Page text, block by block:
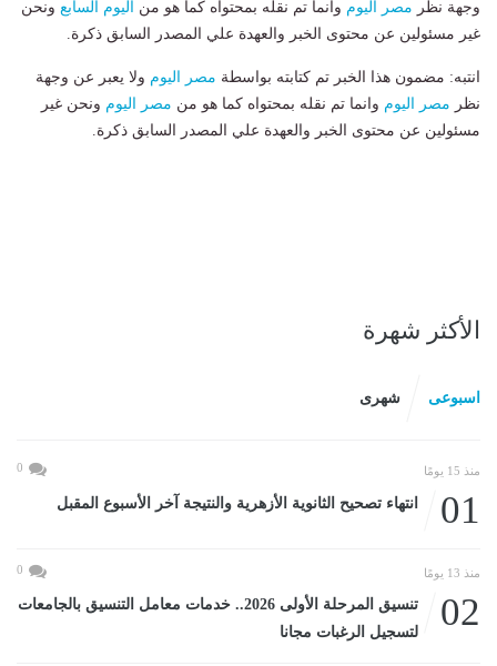
وجهة نظر مصر اليوم وانما تم نقله بمحتواه كما هو من اليوم السابع ونحن
غير مسئولين عن محتوى الخبر والعهدة علي المصدر السابق ذكرة.
انتبه: مضمون هذا الخبر تم كتابته بواسطة مصر اليوم ولا يعبر عن وجهة
نظر مصر اليوم وانما تم نقله بمحتواه كما هو من مصر اليوم ونحن غير
مسئولين عن محتوى الخبر والعهدة علي المصدر السابق ذكرة.
الأكثر شهرة
اسبوعى شهرى
منذ 15 يومًا 0
01 انتهاء تصحيح الثانوية الأزهرية والنتيجة آخر الأسبوع المقبل
منذ 13 يومًا 0
02
تنسيق المرحلة الأولى 2026.. خدمات معامل التنسيق بالجامعات
لتسجيل الرغبات مجانا